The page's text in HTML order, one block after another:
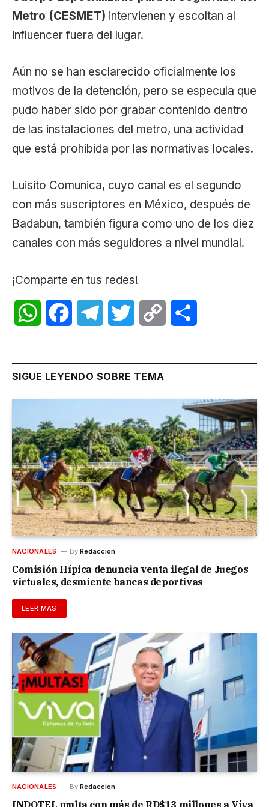
Metro (CESMET) intervienen y escoltan al
influencer fuera del lugar.
Aún no se han esclarecido oficialmente los
motivos de la detención, pero se especula que
pudo haber sido por grabar contenido dentro
de las instalaciones del metro, una actividad
que está prohibida por las normativas locales.
Luisito Comunica, cuyo canal es el segundo
con más suscriptores en México, después de
Badabun, también figura como uno de los diez
canales con más seguidores a nivel mundial.
¡Comparte en tus redes!
WhatsAppFacebookTelegramTwitter Copy
SIGUE LEYENDO SOBRE TEMA
NACIONALES By Redaccion
Comisión Hípica denuncia venta ilegal de Juegos
virtuales, desmiente bancas deportivas
LEER MÁS
NACIONALES By Redaccion
INDOTEL multa con más de RD$13 millones a Viva